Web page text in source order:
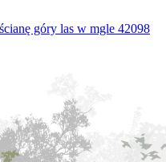
góry las w mgle 42098